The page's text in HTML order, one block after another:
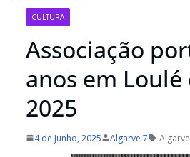
CULTURA
Associação
anos em
2025
4 de Junho, 2025 Algarve 7 Algarve